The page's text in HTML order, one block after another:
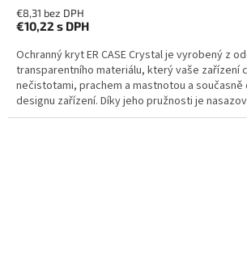
€8,31 bez DPH
€10,22 s DPH
Ochranný kryt ER CASE Crystal je vyrobený z
transparentního materiálu, který vaše zařízení
nečistotami, prachem a mastnotou a současně
designu zařízení. Díky jeho pružnosti je
snadné a...